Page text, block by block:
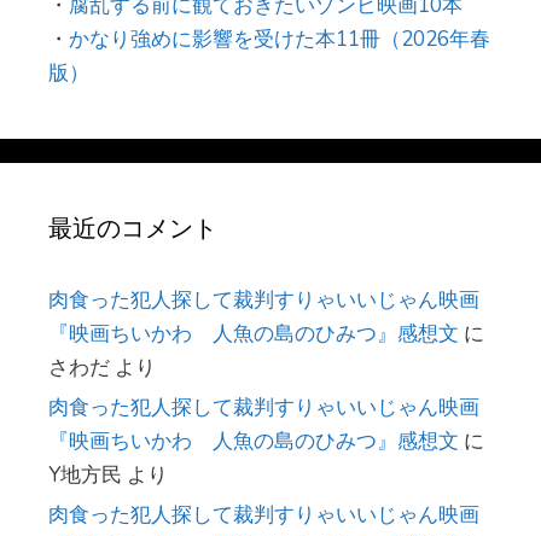
・ かなり強めに影響を受けた本11冊（2026年春
版）
最近のコメント
肉食った犯人探して裁判すりゃいいじゃん映画
『映画ちいかわ 人魚の島のひみつ』感想文 に
さわだ より
肉食った犯人探して裁判すりゃいいじゃん映画
『映画ちいかわ 人魚の島のひみつ』感想文 に
Y地方民 より
肉食った犯人探して裁判すりゃいいじゃん映画